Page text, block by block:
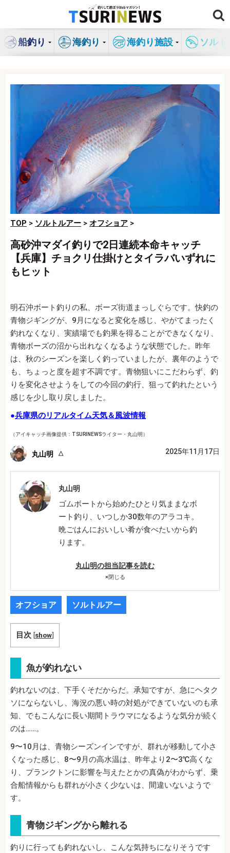
ン
船釣り 海釣り 海釣り施設 ソル
TOP > ソルトルアー > オフショア >
高砂沖マダイ釣りで2日連続本命キャッチ
【兵庫】チョクリ仕掛けとタイラバいずれに
もヒット
明石沖ボート釣りの私、ボーズ街道まっしぐらです。快釣の
青物ジギングが、9月になると変化を感じ、やがてまったく
釣れなくなり、実績場でも釣果を得ることができなくなり、
青物ボーズの沼から出れなくなるような状態でした。昨年
は、秋のシーズンを楽しく釣っていましたが、裏年のようで
も、ちょっと度を超す不調です。青物狙いにこだわらず、釣
りを変化させようをしての今回の釣行、狙って釣れたという
感じを少し取り戻しました。
●兵庫県のリアルタイム天気＆風波情報
（アイキャッチ画像提供：TSURINEWSライター・丸山明）
丸山明 2025年11月17日
丸山明
ゴムボートから始めたひとり気ままなボ
ート釣り、いつしか30数年のアラコキ。
晩ごはんにおいしい肴が食べたいから釣
ります。
丸山明の担当記事を読む
×閉じる
オフショア ソルトルアー
目次 [show]
魚が釣れない
釣れないのは、下手くそだからだ。承知ですが、急にヘタク
ソにならないし、海況の悪い時の対処ができていないのも承
知、でもこんなに長い期間トラウマになるような気分が続く
のは……。
9〜10月は、青物シーズンインですが、群れが移動して小さ
くなった感じ、8〜9月の高水温は、昨年より2〜3℃高くな
り、プランクトンに影響を与えたとかの真偽がわからず、乗
合船情報からも群れが小さく少ないは、間違いないようで
す。
青物ジギングから離れる
釣りに行っても釣れないし、こんな気持ちになりそうです